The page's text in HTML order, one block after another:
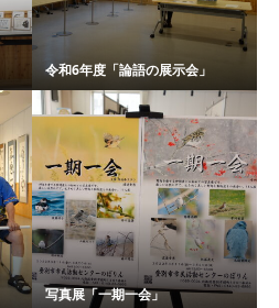
令和6年度「論語の展示会」
写真展「一期一会」